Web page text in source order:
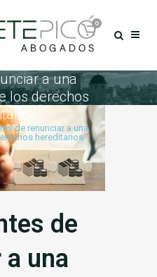
0
a una
los derechos
de renunciar a una
hereditarios
de
una